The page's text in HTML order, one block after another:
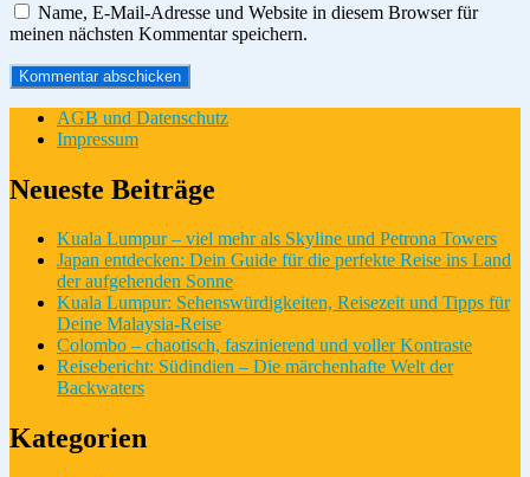
Name, E-Mail-Adresse und Website in diesem Browser für
meinen nächsten Kommentar speichern.
AGB und Datenschutz
Impressum
Neueste Beiträge
Kuala Lumpur – viel mehr als Skyline und Petrona Towers
Japan entdecken: Dein Guide für die perfekte Reise ins Land
der aufgehenden Sonne
Kuala Lumpur: Sehenswürdigkeiten, Reisezeit und Tipps für
Deine Malaysia-Reise
Colombo – chaotisch, faszinierend und voller Kontraste
Reisebericht: Südindien – Die märchenhafte Welt der
Backwaters
Kategorien